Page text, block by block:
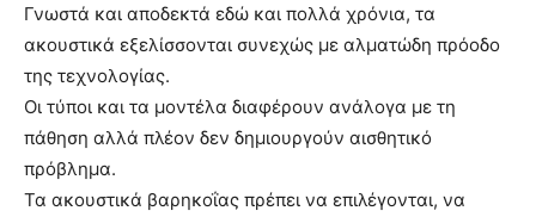
Γνωστά και αποδεκτά εδώ και πολλά χρόνια, τα
ακουστικά εξελίσσονται συνεχώς με αλματώδη πρόοδο
της τεχνολογίας.
Οι τύποι και τα μοντέλα διαφέρουν ανάλογα με τη
πάθηση αλλά πλέον δεν δημιουργούν αισθητικό
πρόβλημα.
Τα ακουστικά βαρηκοΐας πρέπει να επιλέγονται, να